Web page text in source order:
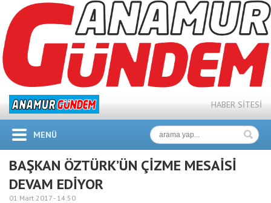
HABER SİTESİ
MENÜ
BAŞKAN ÖZTÜRK’ÜN ÇİZME MESAİSİ
DEVAM EDİYOR
01 Mart 2017 - 14:50